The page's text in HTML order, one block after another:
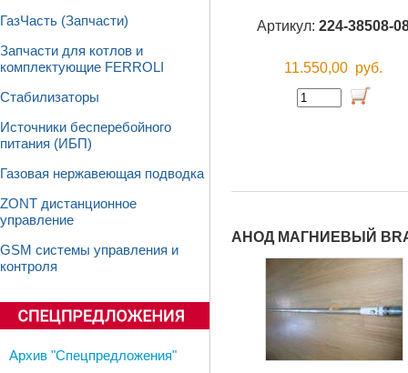
ГазЧасть (Запчасти)
Запчасти для котлов и
комплектующие FERROLI
Стабилизаторы
Источники бесперебойного
питания (ИБП)
Газовая нержавеющая подводка
ZONT дистанционное
управление
GSM системы управления и
контроля
Архив "Спецпредложения"
Артикул: 224-38508-
11.550,00 руб.
АНОД МАГНИЕВЫЙ